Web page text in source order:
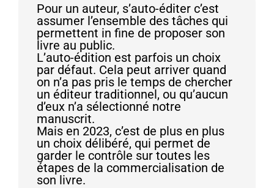
Pour un auteur, s’auto-éditer c’est
assumer l’ensemble des tâches qui
permettent in fine de proposer son
livre au public.
L’auto-édition est parfois un choix
par défaut. Cela peut arriver quand
on n’a pas pris le temps de chercher
un éditeur traditionnel, ou qu’aucun
d’eux n’a sélectionné notre
manuscrit.
Mais en 2023, c’est de plus en plus
un choix délibéré, qui permet de
garder le contrôle sur toutes les
étapes de la commercialisation de
son livre.